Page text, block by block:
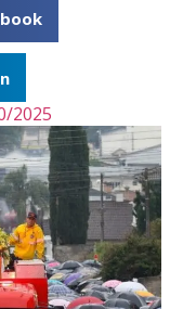
2025